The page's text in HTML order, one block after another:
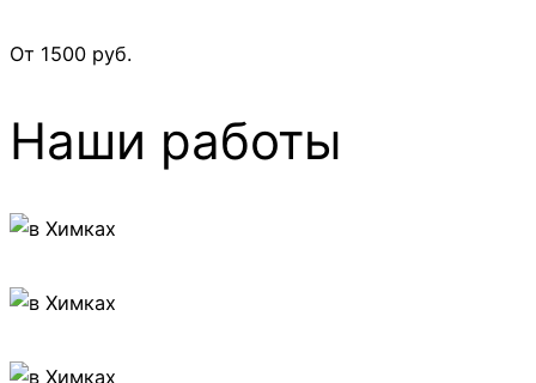
От 1500 руб.
Наши работы